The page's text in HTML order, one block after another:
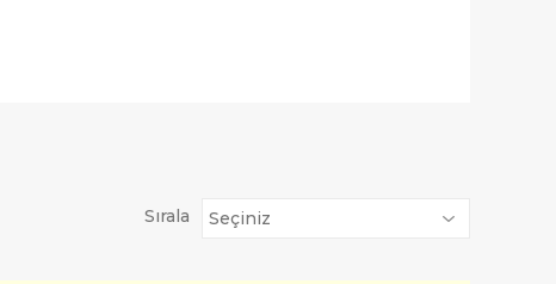
Sırala